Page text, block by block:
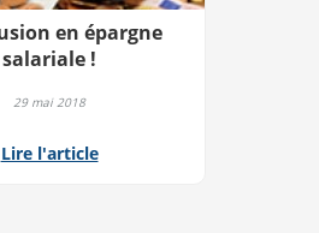
en épargne
salariale !
29 mai 2018
Lire l'article